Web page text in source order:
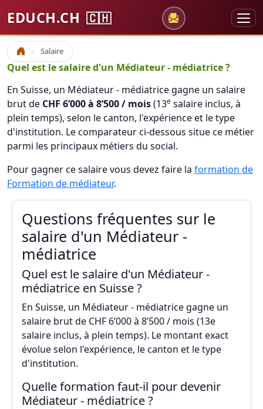
EDUCH.CH 🇨🇭
Accueil Salaire
Quel est le salaire d'un Médiateur - médiatrice ?
En Suisse, un Médiateur - médiatrice gagne un salaire
brut de CHF 6’000 à 8’500 / mois(13e salaire inclus, à
plein temps), selon le canton, l'expérience et le type
d'institution. Le comparateur ci-dessous situe ce métier
parmi les principaux métiers du social.
Pour gagner ce salaire vous devez faire la formation de
Formation de médiateur.
Questions fréquentes sur le
salaire d'un Médiateur -
médiatrice
Quel est le salaire d'un Médiateur -
médiatrice en Suisse ?
En Suisse, un Médiateur - médiatrice gagne un
salaire brut de CHF 6’000 à 8’500 / mois (13e
salaire inclus, à plein temps). Le montant exact
évolue selon l'expérience, le canton et le type
d'institution.
Quelle formation faut-il pour devenir
Médiateur - médiatrice ?